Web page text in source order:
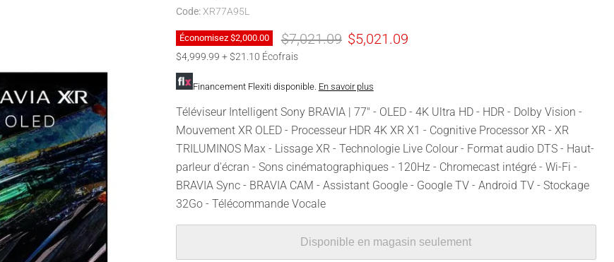
Code: XR77A95L
Économisez $2,000.00 Prix original
$7,021.09 Prix actuel
$5,021.09
$4,999.99 + $21.10 Écofrais
Financement Flexiti disponible. En savoir plus
Téléviseur Intelligent Sony BRAVIA | 77" - OLED - 4K Ultra HD - HDR - Dolby Vision -
Mouvement XR OLED - Processeur HDR 4K XR X1 - Cognitive Processor XR - XR
TRILUMINOS Max - Lissage XR - Technologie Live Colour - Format audio DTS - Haut-
parleur d'écran - Sons cinématographiques - 120Hz - Chromecast intégré - Wi-Fi -
BRAVIA Sync - BRAVIA CAM - Assistant Google - Google TV - Android TV - Stockage
32Go - Télécommande Vocale
Disponible en magasin seulement